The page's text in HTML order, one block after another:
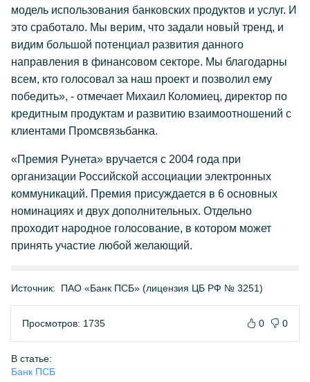
модель использования банковских продуктов и услуг. И
это сработало. Мы верим, что задали новый тренд, и
видим большой потенциал развития данного
направления в финансовом секторе. Мы благодарны
всем, кто голосовал за наш проект и позволил ему
победить», - отмечает Михаил Коломиец, директор по
кредитным продуктам и развитию взаимоотношений с
клиентами Промсвязьбанка.
«Премия Рунета» вручается с 2004 года при
организации Российской ассоциации электронных
коммуникаций. Премия присуждается в 6 основных
номинациях и двух дополнительных. Отдельно
проходит народное голосование, в котором может
принять участие любой желающий.
Источник: ПАО «Банк ПСБ» (лицензия ЦБ РФ № 3251)
Просмотров: 1735 0 0
В статье:
Банк ПСБ